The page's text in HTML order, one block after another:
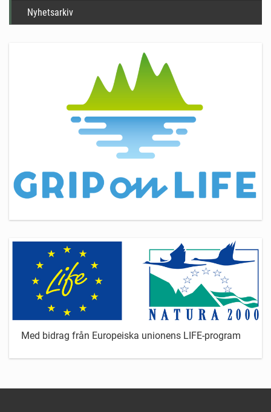
Nyhetsarkiv
Med bidrag från Europeiska unionens LIFE-program